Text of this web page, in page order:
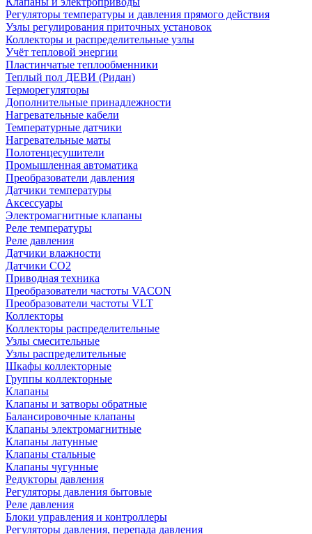
Регуляторы температуры и давления прямого действия
Узлы регулирования приточных установок
Коллекторы и распределительные узлы
Учёт тепловой энергии
Пластинчатые теплообменники
Теплый пол ДЕВИ (Ридан)
Терморегуляторы
Дополнительные принадлежности
Нагревательные кабели
Температурные датчики
Нагревательные маты
Полотенцесушители
Промышленная автоматика
Преобразователи давления
Датчики температуры
Аксессуары
Электромагнитные клапаны
Реле температуры
Реле давления
Датчики влажности
Датчики CO2
Приводная техника
Преобразователи частоты VACON
Преобразователи частоты VLT
Коллекторы
Коллекторы распределительные
Узлы смесительные
Узлы распределительные
Шкафы коллекторные
Группы коллекторные
Клапаны
Клапаны и затворы обратные
Балансировочные клапаны
Клапаны электромагнитные
Клапаны латунные
Клапаны стальные
Клапаны чугунные
Редукторы давления
Регуляторы давления бытовые
Реле давления
Блоки управления и контроллеры
Регуляторы давления, перепада давления